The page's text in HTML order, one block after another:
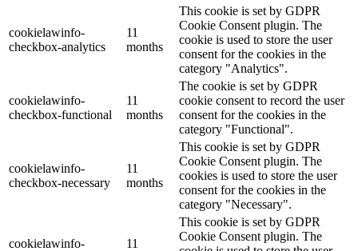
cookielawinfo-
checkbox-analytics
11
months
This cookie is set by GDPR
Cookie Consent plugin. The
cookie is used to store the user
consent for the cookies in the
category "Analytics".
cookielawinfo-
checkbox-functional
11
months
The cookie is set by GDPR
cookie consent to record the user
consent for the cookies in the
category "Functional".
cookielawinfo-
checkbox-necessary
11
months
This cookie is set by GDPR
Cookie Consent plugin. The
cookies is used to store the user
consent for the cookies in the
category "Necessary".
cookielawinfo-
11
This cookie is set by GDPR
Cookie Consent plugin. The